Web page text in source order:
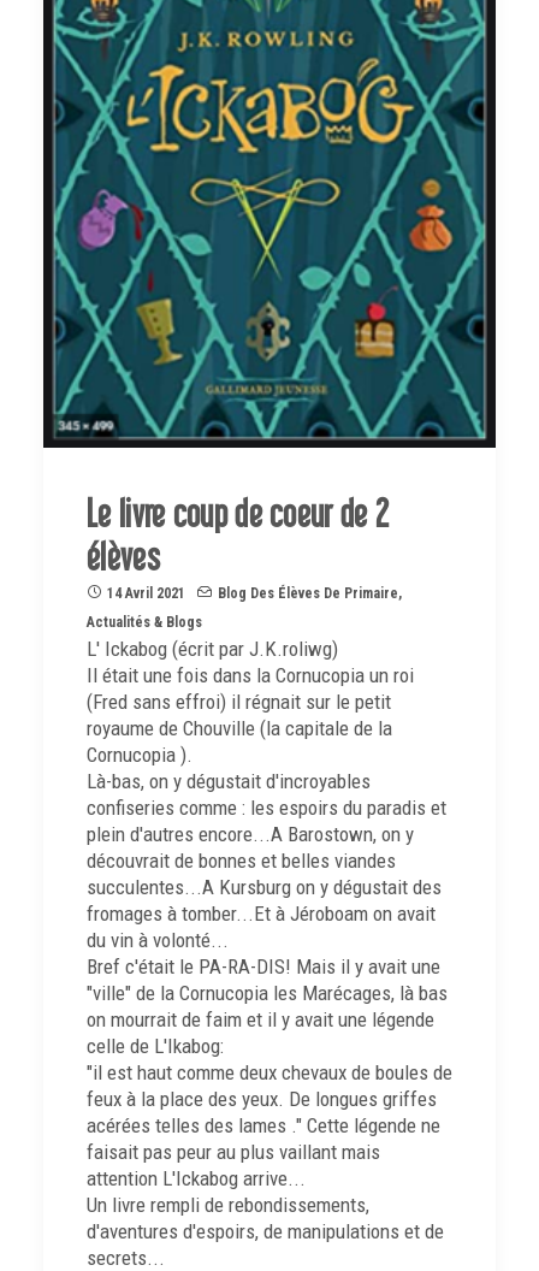
Le livre coup de coeur de 2
élèves
14 Avril 2021 Blog Des Élèves De Primaire,
Actualités & Blogs
L' Ickabog (écrit par J.K.roliwg)
Il était une fois dans la Cornucopia un roi
(Fred sans effroi) il régnait sur le petit
royaume de Chouville (la capitale de la
Cornucopia ).
Là-bas, on y dégustait d'incroyables
confiseries comme : les espoirs du paradis et
plein d'autres encore...A Barostown, on y
découvrait de bonnes et belles viandes
succulentes...A Kursburg on y dégustait des
fromages à tomber...Et à Jéroboam on avait
du vin à volonté...
Bref c'était le PA-RA-DIS! Mais il y avait une
"ville" de la Cornucopia les Marécages, là bas
on mourrait de faim et il y avait une légende
celle de L'Ikabog:
"il est haut comme deux chevaux de boules de
feux à la place des yeux. De longues griffes
acérées telles des lames ." Cette légende ne
faisait pas peur au plus vaillant mais
attention L'Ickabog arrive...
Un livre rempli de rebondissements,
d'aventures d'espoirs, de manipulations et de
secrets...